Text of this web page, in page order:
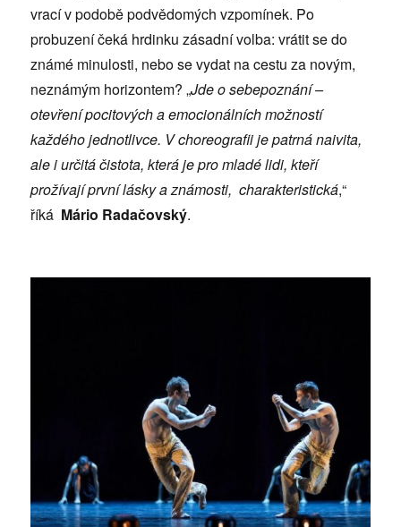
vrací v podobě podvědomých vzpomínek. Po
probuzení čeká hrdinku zásadní volba: vrátit se do
známé minulosti, nebo se vydat na cestu za novým,
neznámým horizontem? „Jde o sebepoznání –
otevření pocitových a emocionálních možností
každého jednotlivce. V choreografii je patrná naivita,
ale i určitá čistota, která je pro mladé lidi, kteří
prožívají první lásky a známosti, charakteristická,“
říká Mário Radačovský.